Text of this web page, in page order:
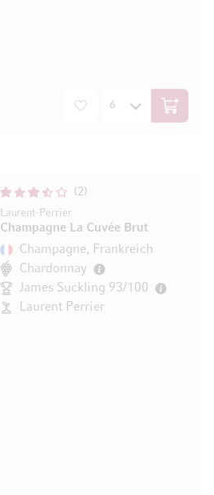
In den
2
Laurent-Perrier
Champagne La Cuvée Brut
Champagne, Frankreich
Chardonnay
James Suckling 93/100
Laurent Perrier